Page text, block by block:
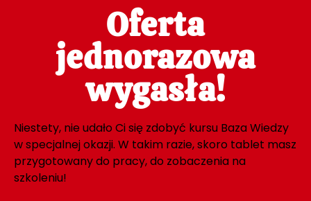
Oferta
jednorazowa
wygasła!
Niestety, nie udało Ci się zdobyć kursu Baza Wiedzy
w specjalnej okazji. W takim razie, skoro tablet masz
przygotowany do pracy, do zobaczenia na
szkoleniu!